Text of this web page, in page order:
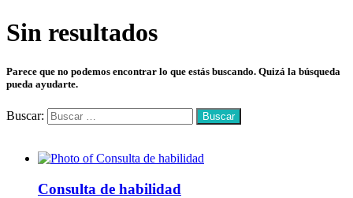
Sin resultados
Parece que no podemos encontrar lo que estás buscando. Quizá la búsqueda
pueda ayudarte.
Buscar:
Consulta de habilidad